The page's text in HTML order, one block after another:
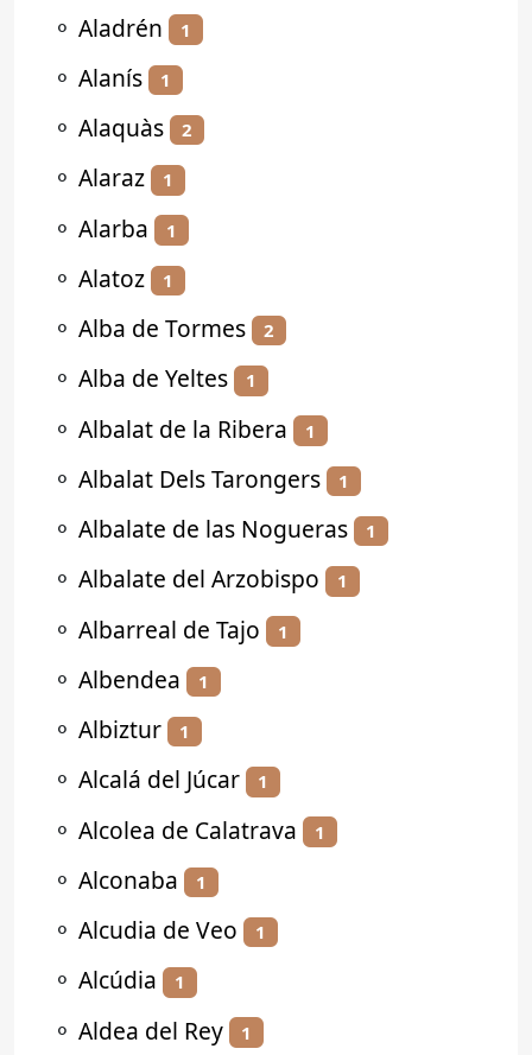
⚬ Aladrén 1
⚬ Alanís 1
⚬ Alaquàs 2
⚬ Alaraz 1
⚬ Alarba 1
⚬ Alatoz 1
⚬ Alba de Tormes 2
⚬ Alba de Yeltes 1
⚬ Albalat de la Ribera 1
⚬ Albalat Dels Tarongers 1
⚬ Albalate de las Nogueras 1
⚬ Albalate del Arzobispo 1
⚬ Albarreal de Tajo 1
⚬ Albendea 1
⚬ Albiztur 1
⚬ Alcalá del Júcar 1
⚬ Alcolea de Calatrava 1
⚬ Alconaba 1
⚬ Alcudia de Veo 1
⚬ Alcúdia 1
⚬ Aldea del Rey 1